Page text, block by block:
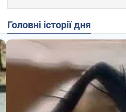
Головні історії дня